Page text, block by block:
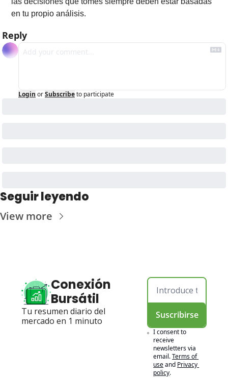
en tu propio análisis.
Reply
Login orSubscribeto participate
Seguir leyendo
View more
Conexión
Bursátil
Tu resumen diario del
mercado en 1 minuto
Suscribirse
I consent to
receive
newsletters via
email.Terms of
useand Privacy
policy.